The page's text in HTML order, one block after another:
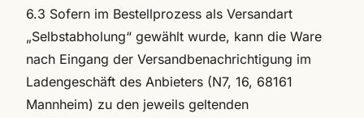
6.3 Sofern im Bestellprozess als Versandart
„Selbstabholung“ gewählt wurde, kann die Ware
nach Eingang der Versandbenachrichtigung im
Ladengeschäft des Anbieters (N7, 16, 68161
Mannheim) zu den jeweils geltenden